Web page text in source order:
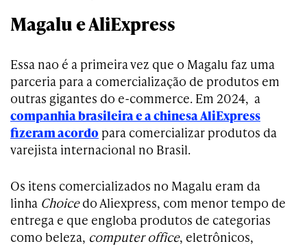
Magalu e AliExpress
Essa nao é a primeira vez que o Magalu faz uma
parceria para a comercialização de produtos em
outras gigantes do e-commerce. Em 2024, a
companhia brasileira e a chinesa AliExpress
fizeram acordo para comercializar produtos da
varejista internacional no Brasil.
Os itens comercializados no Magalu eram da
linha Choicedo Aliexpress, com menor tempo de
entrega e que engloba produtos de categorias
como beleza, computer office, eletrônicos,